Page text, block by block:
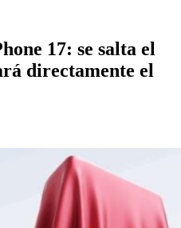
17: se salta el
directamente el